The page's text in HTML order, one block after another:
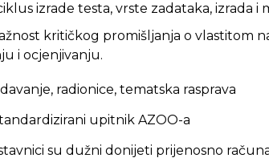
izrade testa, vrste zadataka, izrada i
kritičkog promišljanja o vlastitom
i ocjenjivanju.
radionice, tematska rasprava
upitnik AZOO-a
su dužni donijeti prijenosno